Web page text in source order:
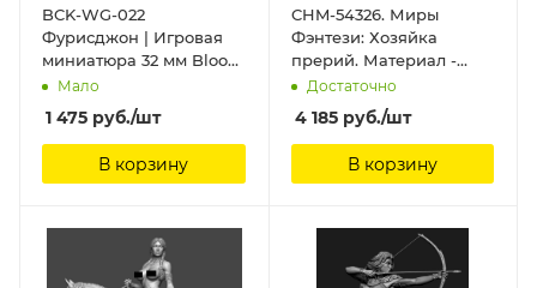
BCK-WG-022
Фурисджон | Игровая
миниатюра 32 мм Blood
Carrot Knights,
Мало
1 475 руб./шт
В корзину
CHM-54326. Миры
Фэнтези: Хозяйка
прерий. Материал -
смола. Chronos
Miniatures, 54 мм
Достаточно
4 185руб./шт
В корзину